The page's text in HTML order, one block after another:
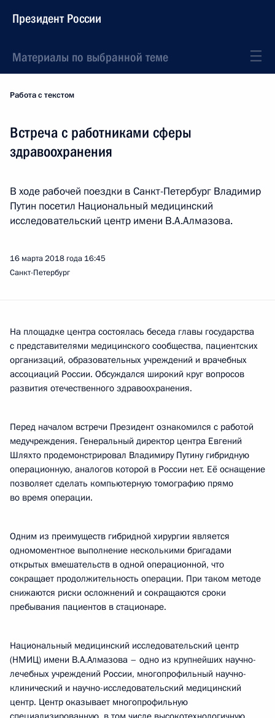
Президент России
Материалы по выбранной теме
Работа с текстом
Встреча с работниками сферы
здравоохранения
В ходе рабочей поездки в Санкт-Петербург Владимир
Путин посетил Национальный медицинский
исследовательский центр имени В.А.Алмазова.
16 марта 2018 года 16:45
Санкт-Петербург
На площадке центра состоялась беседа главы государства
с представителями медицинского сообщества, пациентских
организаций, образовательных учреждений и врачебных
ассоциаций России. Обсуждался широкий круг вопросов
развития отечественного здравоохранения.
Перед началом встречи Президент ознакомился с работой
медучреждения. Генеральный директор центра Евгений
Шляхто продемонстрировал Владимиру Путину гибридную
операционную, аналогов которой в России нет. Её оснащение
позволяет сделать компьютерную томографию прямо
во время операции.
Одним из преимуществ гибридной хирургии является
одномоментное выполнение несколькими бригадами
открытых вмешательств в одной операционной, что
сокращает продолжительность операции. При таком методе
снижаются риски осложнений и сокращаются сроки
пребывания пациентов в стационаре.
Национальный медицинский исследовательский центр
(НМИЦ) имени В.А.Алмазова – одно из крупнейших научно-
лечебных учреждений России, многопрофильный научно-
клинический и научно-исследовательский медицинский
центр. Центр оказывает многопрофильную